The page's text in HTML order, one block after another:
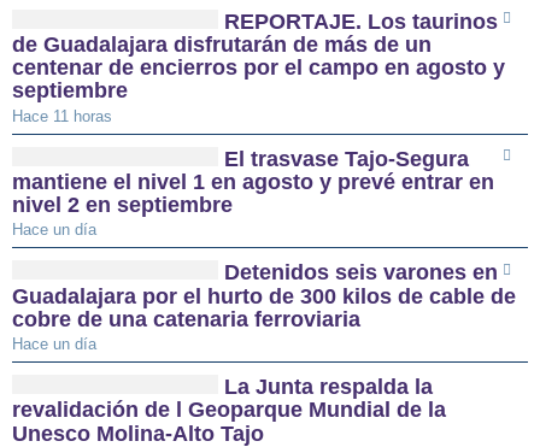
REPORTAJE. Los taurinos
de Guadalajara disfrutarán de más de un
centenar de encierros por el campo en agosto y
septiembre
Hace 11 horas
El trasvase Tajo-Segura
mantiene el nivel 1 en agosto y prevé entrar en
nivel 2 en septiembre
Hace un día
Detenidos seis varones en
Guadalajara por el hurto de 300 kilos de cable de
cobre de una catenaria ferroviaria
Hace un día
La Junta respalda la
revalidación de l Geoparque Mundial de la
Unesco Molina-Alto Tajo